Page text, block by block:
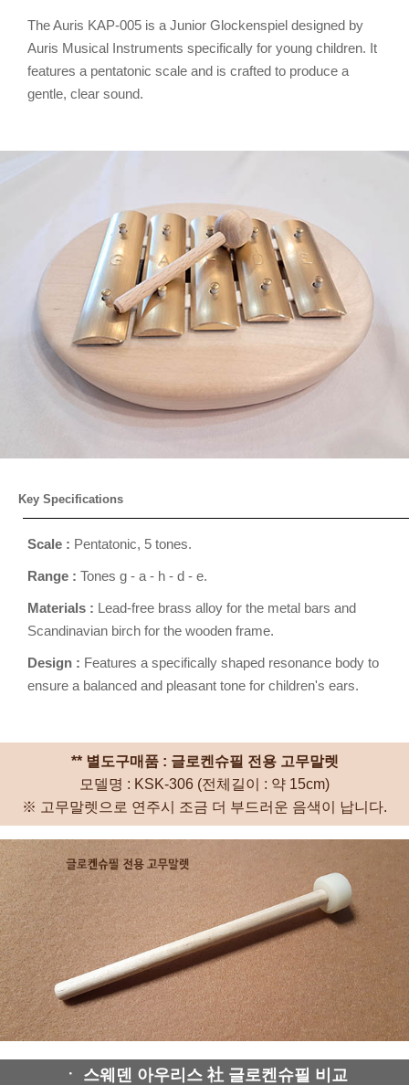
The Auris KAP-005 is a Junior Glockenspiel designed by
Auris Musical Instruments specifically for young children. It
features a pentatonic scale and is crafted to produce a
gentle, clear sound.
Key Specifications
Scale : Pentatonic, 5 tones.
Range : Tones g - a - h - d - e.
Materials : Lead-free brass alloy for the metal bars and
Scandinavian birch for the wooden frame.
Design : Features a specifically shaped resonance body to
ensure a balanced and pleasant tone for children's ears.
** 별도구매품 : 글로켄슈필 전용 고무말렛
모델명 : KSK-306 (전체길이 : 약 15cm)
※ 고무말렛으로 연주시 조금 더 부드러운 음색이 납니다.
ㆍ 스웨덴 아우리스 社 글로켄슈필 비교